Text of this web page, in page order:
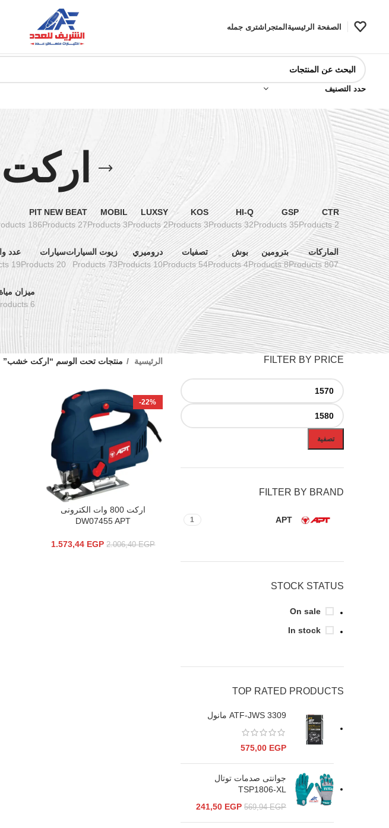
الصفحة الرئيسيةالمتجر اشترى جمله
حدد التصنيف
CTR
2 Products
GSP
35 Products
HI-Q
32 Products
KOS
3 Products
LUXSY
2 Products
MOBIL
3 Products
NEW BEAT
27 Products
PIT
186 Products
الماركات
807 Products
بترومين
8 Products
بوش
4 Products
تصفيات
54 Products
دروميري
10 Products
زيوت السيارات
73 Products
سيارات
20 Products
عدد
19 Products
ميزان مياة
6 Products
FILTER BY PRICE
تصفية
FILTER BY BRAND
APT
1
STOCK STATUS
On sale
In stock
TOP RATED PRODUCTS
ATF-JWS 3309 مانول
575,00 EGP
جوانتى صدمات توتال
TSP1806-XL
569,94EGP
241,50 EGP
الرئيسية منتجات تحت الوسم “اركت خشب”
-22%
إضافة إلى السلةاركت 800 وات الكترونى
DW07455 APT
2.006,40EGP
1.573,44 EGP